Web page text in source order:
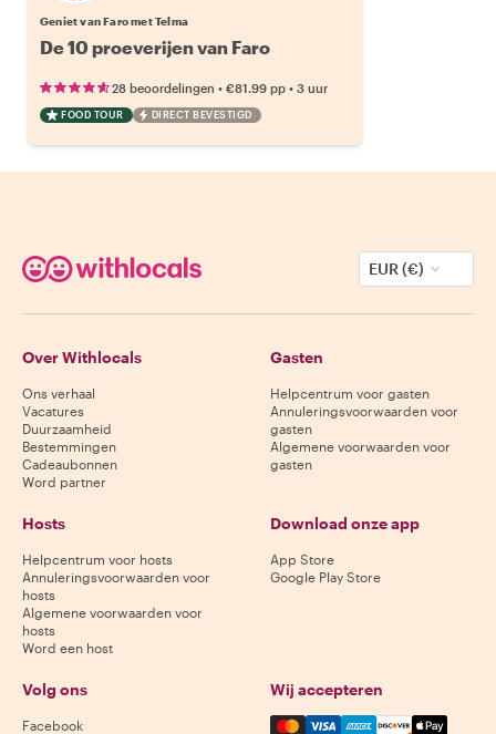
Geniet van Faro met Telma
De 10 proeverijen van Faro
28 beoordelingen • €81.99 pp • 3 uur
FOOD TOUR DIRECT BEVESTIGD
EUR (€)
Over Withlocals
Ons verhaal
Vacatures
Duurzaamheid
Bestemmingen
Cadeaubonnen
Word partner
Gasten
Helpcentrum voor gasten
Annuleringsvoorwaarden voor
gasten
Algemene voorwaarden voor
gasten
Hosts
Helpcentrum voor hosts
Annuleringsvoorwaarden voor
hosts
Algemene voorwaarden voor
hosts
Word een host
Download onze app
App Store
Google Play Store
Volg ons
Facebook
Wij accepteren
Mastercard, Visa, Amex,